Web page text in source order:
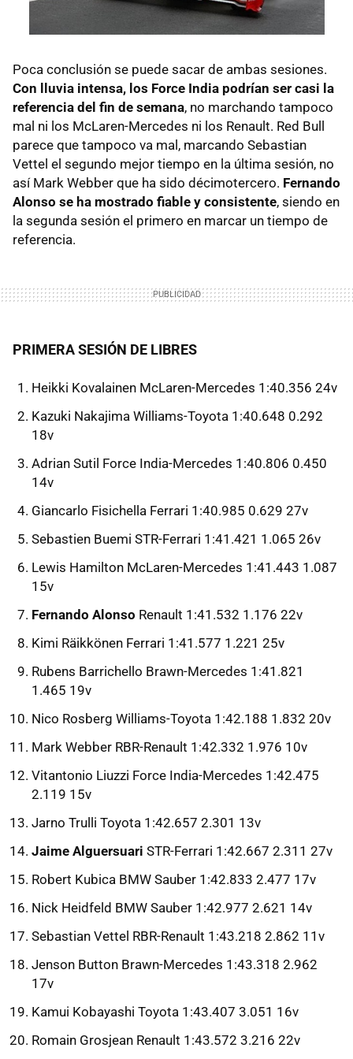
Poca conclusión se puede sacar de ambas sesiones.
Con lluvia intensa, los Force India podrían ser casi la
referencia del fin de semana, no marchando tampoco
mal ni los McLaren-Mercedes ni los Renault. Red Bull
parece que tampoco va mal, marcando Sebastian
Vettel el segundo mejor tiempo en la última sesión, no
así Mark Webber que ha sido décimotercero. Fernando
Alonso se ha mostrado fiable y consistente, siendo en
la segunda sesión el primero en marcar un tiempo de
referencia.
PRIMERA SESIÓN DE LIBRES
Heikki Kovalainen McLaren-Mercedes 1:40.356 24v
Kazuki Nakajima Williams-Toyota 1:40.648 0.292
18v
Adrian Sutil Force India-Mercedes 1:40.806 0.450
14v
Giancarlo Fisichella Ferrari 1:40.985 0.629 27v
Sebastien Buemi STR-Ferrari 1:41.421 1.065 26v
Lewis Hamilton McLaren-Mercedes 1:41.443 1.087
15v
Fernando Alonso Renault 1:41.532 1.176 22v
Kimi Räikkönen Ferrari 1:41.577 1.221 25v
Rubens Barrichello Brawn-Mercedes 1:41.821
1.465 19v
Nico Rosberg Williams-Toyota 1:42.188 1.832 20v
Mark Webber RBR-Renault 1:42.332 1.976 10v
Vitantonio Liuzzi Force India-Mercedes 1:42.475
2.119 15v
Jarno Trulli Toyota 1:42.657 2.301 13v
Jaime Alguersuari STR-Ferrari 1:42.667 2.311 27v
Robert Kubica BMW Sauber 1:42.833 2.477 17v
Nick Heidfeld BMW Sauber 1:42.977 2.621 14v
Sebastian Vettel RBR-Renault 1:43.218 2.862 11v
Jenson Button Brawn-Mercedes 1:43.318 2.962
17v
Kamui Kobayashi Toyota 1:43.407 3.051 16v
Romain Grosjean Renault 1:43.572 3.216 22v